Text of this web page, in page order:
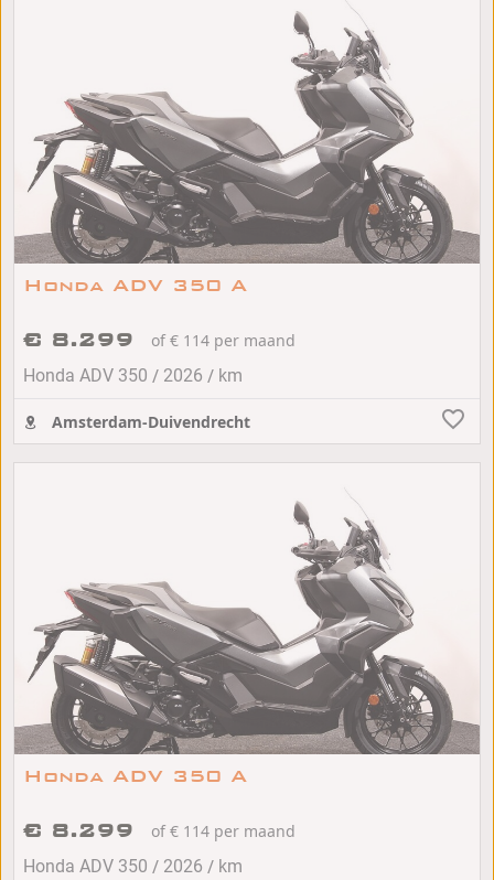
Honda ADV 350 A
€ 8.299
of € 114 per maand
Honda ADV 350 / 2026 / km
Amsterdam-Duivendrecht
Honda ADV 350 A
€ 8.299
of € 114 per maand
Honda ADV 350 / 2026 / km